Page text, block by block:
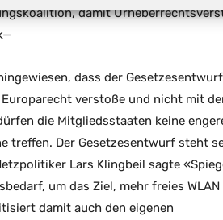
damit
dass der
verstoße und nicht mit
die Mitgliedsstaaten keine
treffen. Der Gesetzesentwurf steht
Lars Klingbeil sagte
um das Ziel, mehr freies WLAN
damit auch den eigenen